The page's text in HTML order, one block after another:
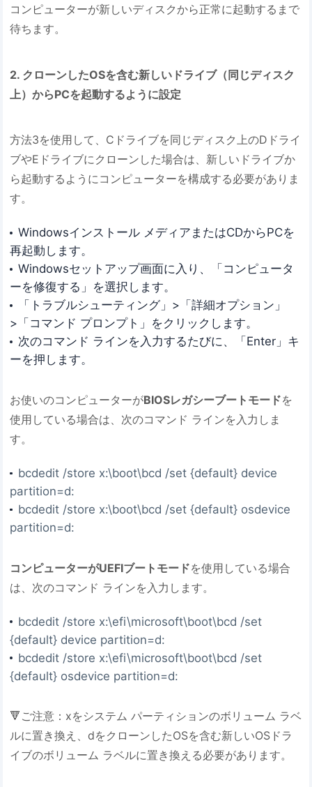
コンピューターが新しいディスクから正常に起動するまで
待ちます。
2. クローンしたOSを含む新しいドライブ（同じディスク
上）からPCを起動するように設定
方法3を使用して、Cドライブを同じディスク上のDドライ
ブやEドライブにクローンした場合は、新しいドライブか
ら起動するようにコンピューターを構成する必要がありま
す。
Windowsインストール メディアまたはCDからPCを
再起動します。
Windowsセットアップ画面に入り、「コンピュータ
ーを修復する」を選択します。
「トラブルシューティング」>「詳細オプション」
>「コマンド プロンプト」をクリックします。
次のコマンド ラインを入力するたびに、「Enter」キ
ーを押します。
お使いのコンピューターがBIOSレガシーブートモードを
使用している場合は、次のコマンド ラインを入力しま
す。
bcdedit /store x:\boot\bcd /set {default} device
partition=d:
bcdedit /store x:\boot\bcd /set {default} osdevice
partition=d:
コンピューターがUEFIブートモードを使用している場合
は、次のコマンド ラインを入力します。
bcdedit /store x:\efi\microsoft\boot\bcd /set
{default} device partition=d:
bcdedit /store x:\efi\microsoft\boot\bcd /set
{default} osdevice partition=d:
🔻ご注意：xをシステム パーティションのボリューム ラベ
ルに置き換え、dをクローンしたOSを含む新しいOSドラ
イブのボリューム ラベルに置き換える必要があります。